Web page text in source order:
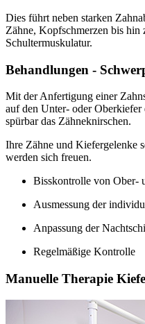
Dies führt neben starken
Zähne, Kopfschmerzen bis hin
Schultermuskulatur.
Behandlungen -
Mit der Anfertigung einer
auf den Unter- oder
spürbar das Zähneknirschen.
Ihre Zähne und Kiefergelenke
werden sich freuen.
Bisskontrolle von Ober-
Ausmessung der
Anpassung der
Regelmäßige Kontrolle
Manuelle Therapie